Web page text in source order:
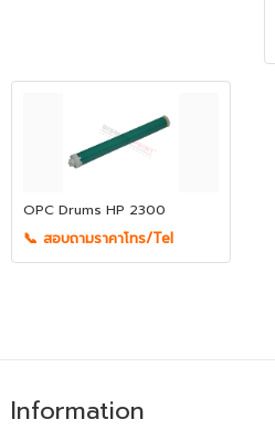
OPC Drums HP 2300
📞 สอบถามราคาโทร/Tel
Information